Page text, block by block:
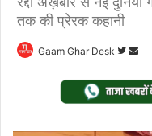
तक की प्रेरक कहानी
Gaam Ghar Desk